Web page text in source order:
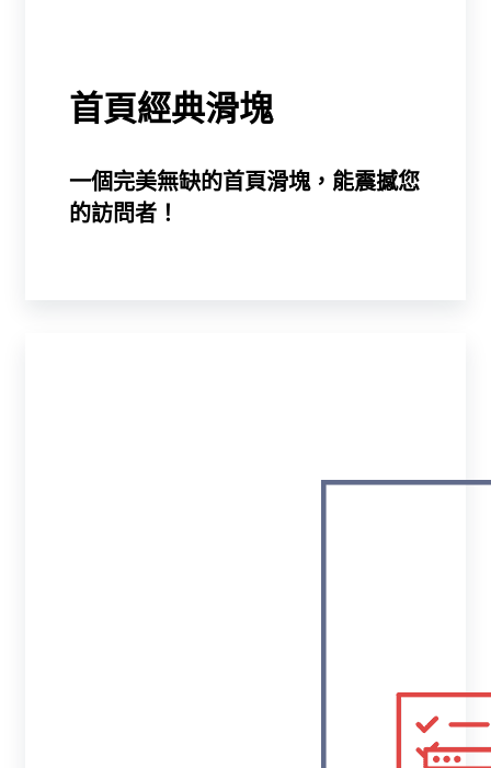
首頁經典滑塊
一個完美無缺的首頁滑塊，能震撼您
的訪問者！